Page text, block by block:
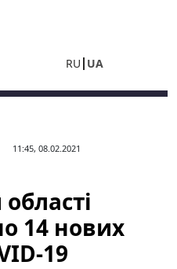
RU UA
11:45, 08.02.2021
14 нових
19